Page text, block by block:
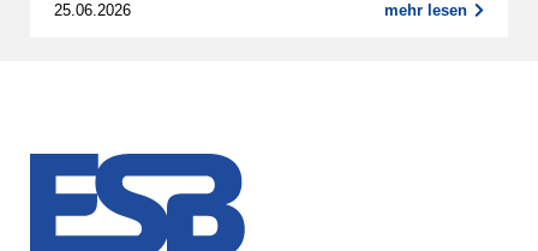
25.06.2026 mehr lesen